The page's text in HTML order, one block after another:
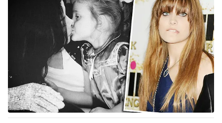
Thế giới đó đây
Câu chuyện quốc tế
Kinh tế
Tài chính
Thị trường
Dữ liệu và đời sống